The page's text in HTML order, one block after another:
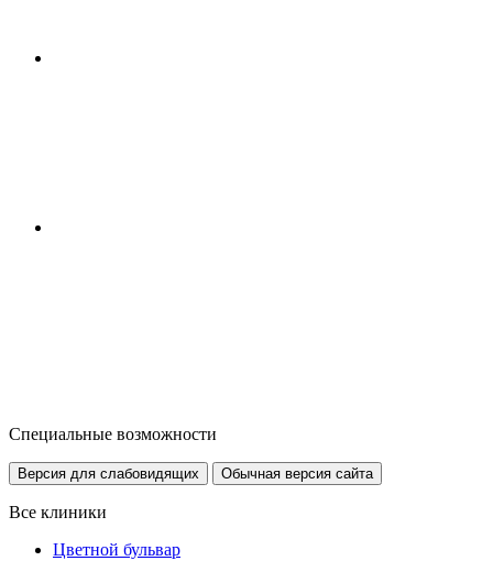
Специальные возможности
Версия для слабовидящих Обычная версия сайта
Все клиники
Цветной бульвар